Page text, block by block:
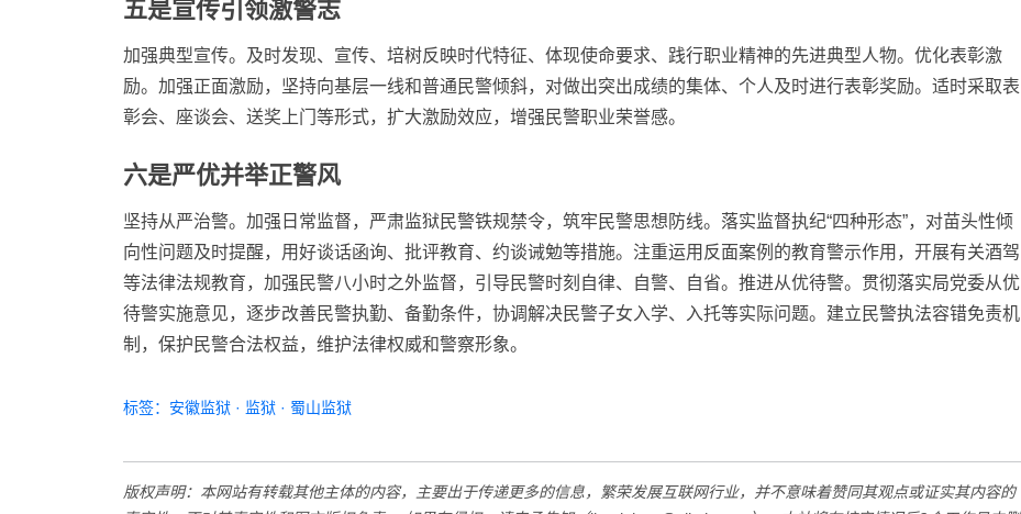
五是宣传引领激警志
加强典型宣传。及时发现、宣传、培树反映时代特征、体现使命要求、践行职业精神的先进典型人物。优化表彰激
励。加强正面激励，坚持向基层一线和普通民警倾斜，对做出突出成绩的集体、个人及时进行表彰奖励。适时采取表
彰会、座谈会、送奖上门等形式，扩大激励效应，增强民警职业荣誉感。
六是严优并举正警风
坚持从严治警。加强日常监督，严肃监狱民警铁规禁令，筑牢民警思想防线。落实监督执纪“四种形态”，对苗头性倾
向性问题及时提醒，用好谈话函询、批评教育、约谈诫勉等措施。注重运用反面案例的教育警示作用，开展有关酒驾
等法律法规教育，加强民警八小时之外监督，引导民警时刻自律、自警、自省。推进从优待警。贯彻落实局党委从优
待警实施意见，逐步改善民警执勤、备勤条件，协调解决民警子女入学、入托等实际问题。建立民警执法容错免责机
制，保护民警合法权益，维护法律权威和警察形象。
标签： 安徽监狱 · 监狱 · 蜀山监狱
版权声明：本网站有转载其他主体的内容，主要出于传递更多的信息，繁荣发展互联网行业，并不意味着赞同其观点或证实其内容的